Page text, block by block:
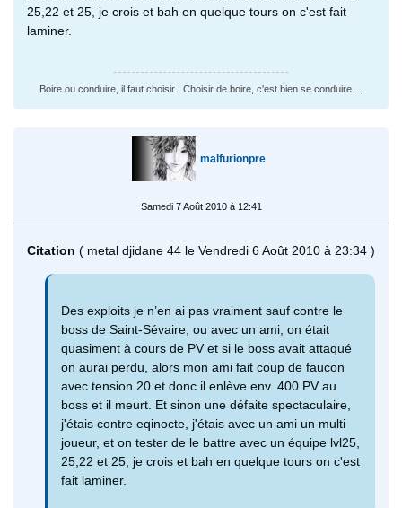
25,22 et 25, je crois et bah en quelque tours on c'est fait
laminer.
Boire ou conduire, il faut choisir ! Choisir de boire, c'est bien se conduire ...
malfurionpre
Samedi 7 Août 2010 à 12:41
Citation ( metal djidane 44 le Vendredi 6 Août 2010 à 23:34 )
Des exploits je n’en ai pas vraiment sauf contre le
boss de Saint-Sévaire, ou avec un ami, on était
quasiment à cours de PV et si le boss avait attaqué
on aurai perdu, alors mon ami fait coup de faucon
avec tension 20 et donc il enlève env. 400 PV au
boss et il meurt. Et sinon une défaite spectaculaire,
j'étais contre eqinocte, j'étais avec un ami un multi
joueur, et on tester de le battre avec un équipe lvl25,
25,22 et 25, je crois et bah en quelque tours on c'est
fait laminer.